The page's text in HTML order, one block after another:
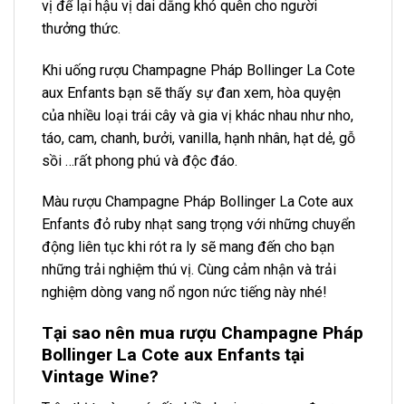
vị để lại hậu vị dai dẳng khó quên cho người
thưởng thức.
Khi uống rượu Champagne Pháp Bollinger La Cote
aux Enfants bạn sẽ thấy sự đan xem, hòa quyện
của nhiều loại trái cây và gia vị khác nhau như nho,
táo, cam, chanh, bưởi, vanilla, hạnh nhân, hạt dẻ, gỗ
sồi …rất phong phú và độc đáo.
Màu rượu Champagne Pháp Bollinger La Cote aux
Enfants đỏ ruby nhạt sang trọng với những chuyển
động liên tục khi rót ra ly sẽ mang đến cho bạn
những trải nghiệm thú vị. Cùng cảm nhận và trải
nghiệm dòng vang nổ ngon nức tiếng này nhé!
Tại sao nên mua rượu Champagne Pháp
Bollinger La Cote aux Enfants tại
Vintage Wine?